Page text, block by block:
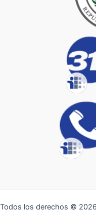
Todos los derechos ©